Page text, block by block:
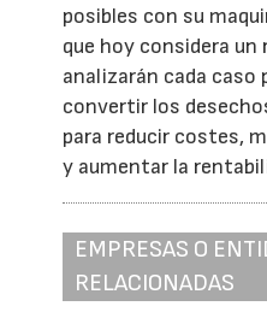
posibles con su
que hoy considera un
analizarán cada
convertir los
para reducir costes,
y aumentar la
EMPRESAS O
RELACIONADAS